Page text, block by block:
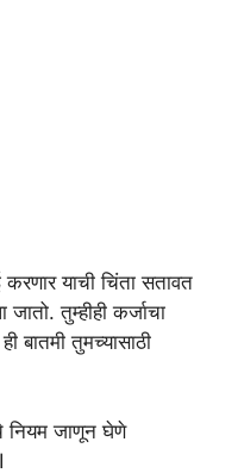
याची चिंता सतावत
तुम्हीही कर्जाचा
तुमच्यासाठी
नियम जाणून घेणे